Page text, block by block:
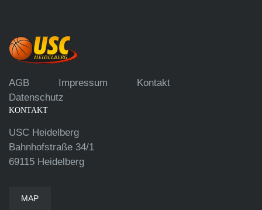
AGB Impressum
Kontakt
Datenschutz
KONTAKT
USC Heidelberg
Bahnhofstraße 34/1
69115 Heidelberg
MAP